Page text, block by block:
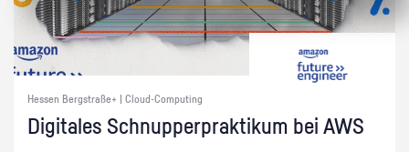
Hessen Bergstraße+ | Cloud-Computing
Di­gi­ta­les Schnup­per­prak­ti­kum bei AWS